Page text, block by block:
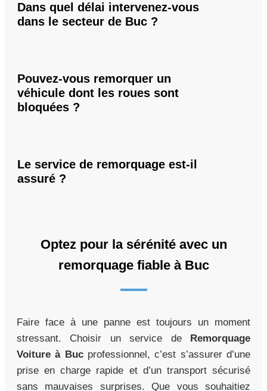
Dans quel délai intervenez-vous
dans le secteur de Buc ?
Pouvez-vous remorquer un
véhicule dont les roues sont
bloquées ?
Le service de remorquage est-il
assuré ?
Optez pour la sérénité avec un
remorquage fiable à Buc
Faire face à une panne est toujours un moment
stressant. Choisir un service de Remorquage
Voiture à Bucprofessionnel, c’est s’assurer d’une
prise en charge rapide et d’un transport sécurisé
sans mauvaises surprises. Que vous souhaitiez